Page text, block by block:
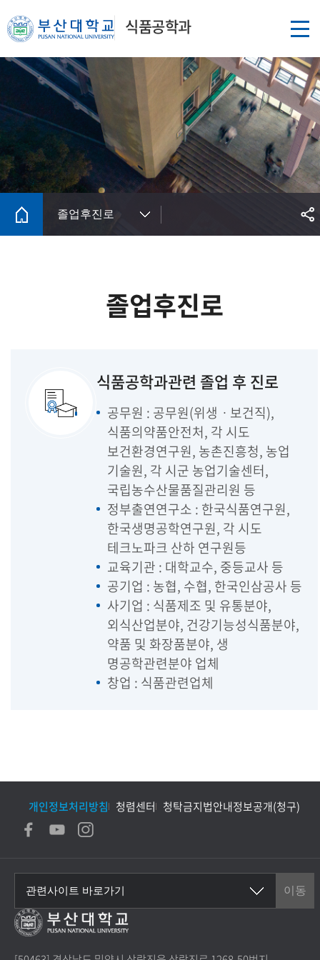
식품공학과
졸업후진로
졸업후진로
식품공학과관련 졸업 후 진로
공무원 : 공무원(위생ㆍ보건직),
식품의약품안전처, 각 시도
보건환경연구원, 농촌진흥청, 농업
기술원, 각 시군 농업기술센터,
국립농수산물품질관리원 등
정부출연연구소 : 한국식품연구원,
한국생명공학연구원, 각 시도
테크노파크 산하 연구원등
교육기관 : 대학교수, 중등교사 등
공기업 : 농협, 수협, 한국인삼공사 등
사기업 : 식품제조 및 유통분야,
외식산업분야, 건강기능성식품분야,
약품 및 화장품분야, 생
명공학관련분야 업체
창업 : 식품관련업체
개인정보처리방침 청렴센터 청탁금지법안내정보공개(청구)